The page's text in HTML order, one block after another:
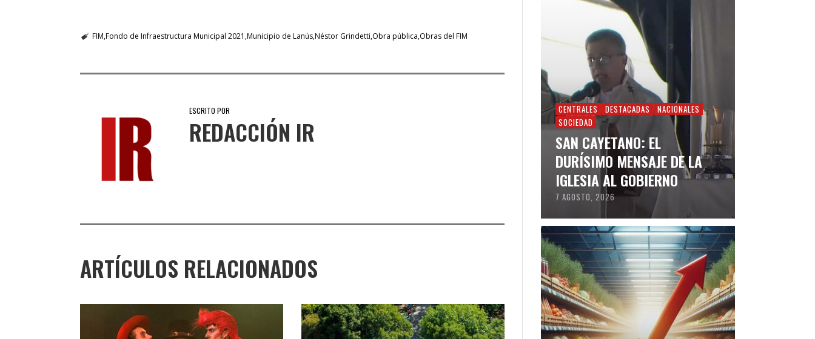
FIM Fondo de Infraestructura Municipal 2021 Municipio de LanúsNéstor Grindetti Obra pública Obras del FIM
ESCRITO POR
REDACCIÓN IR
ARTÍCULOS RELACIONADOS
CENTRALES DESTACADAS
NACIONALES
SOCIEDAD
SAN CAYETANO: EL
DURÍSIMO MENSAJE DE LA
IGLESIA AL GOBIERNO
7 AGOSTO, 2026